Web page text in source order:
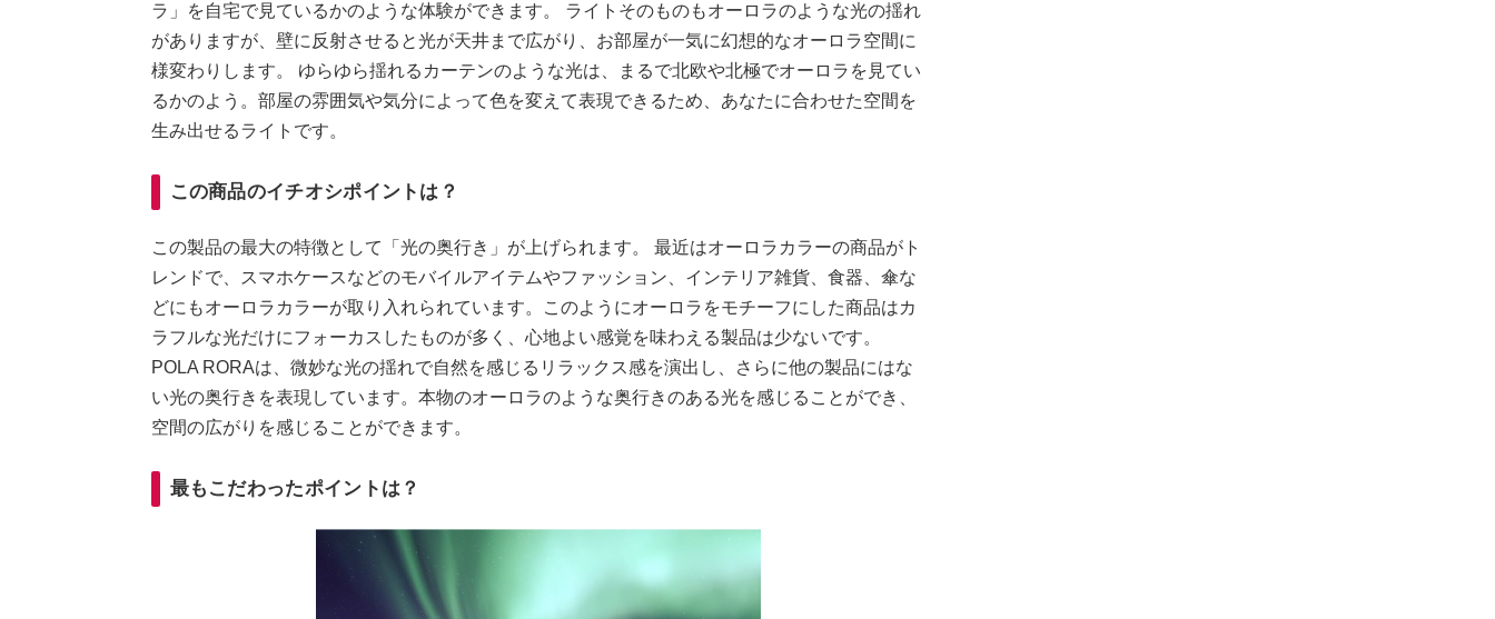
ラ」を自宅で見ているかのような体験ができます。 ライトそのものもオーロラのような光の揺れ
がありますが、壁に反射させると光が天井まで広がり、お部屋が一気に幻想的なオーロラ空間に
様変わりします。 ゆらゆら揺れるカーテンのような光は、まるで北欧や北極でオーロラを見てい
るかのよう。部屋の雰囲気や気分によって色を変えて表現できるため、あなたに合わせた空間を
生み出せるライトです。
この商品のイチオシポイントは？
この製品の最大の特徴として「光の奥行き」が上げられます。 最近はオーロラカラーの商品がト
レンドで、スマホケースなどのモバイルアイテムやファッション、インテリア雑貨、食器、傘な
どにもオーロラカラーが取り入れられています。このようにオーロラをモチーフにした商品はカ
ラフルな光だけにフォーカスしたものが多く、心地よい感覚を味わえる製品は少ないです。
POLA RORAは、微妙な光の揺れで自然を感じるリラックス感を演出し、さらに他の製品にはな
い光の奥行きを表現しています。本物のオーロラのような奥行きのある光を感じることができ、
空間の広がりを感じることができます。
最もこだわったポイントは？